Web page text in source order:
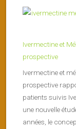
Ivermectine et
prospective
Ivermectine et
prospective
patients suivis
une nouvelle
années, le